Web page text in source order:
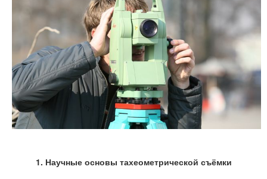
1. Научные основы тахеометрической съёмки